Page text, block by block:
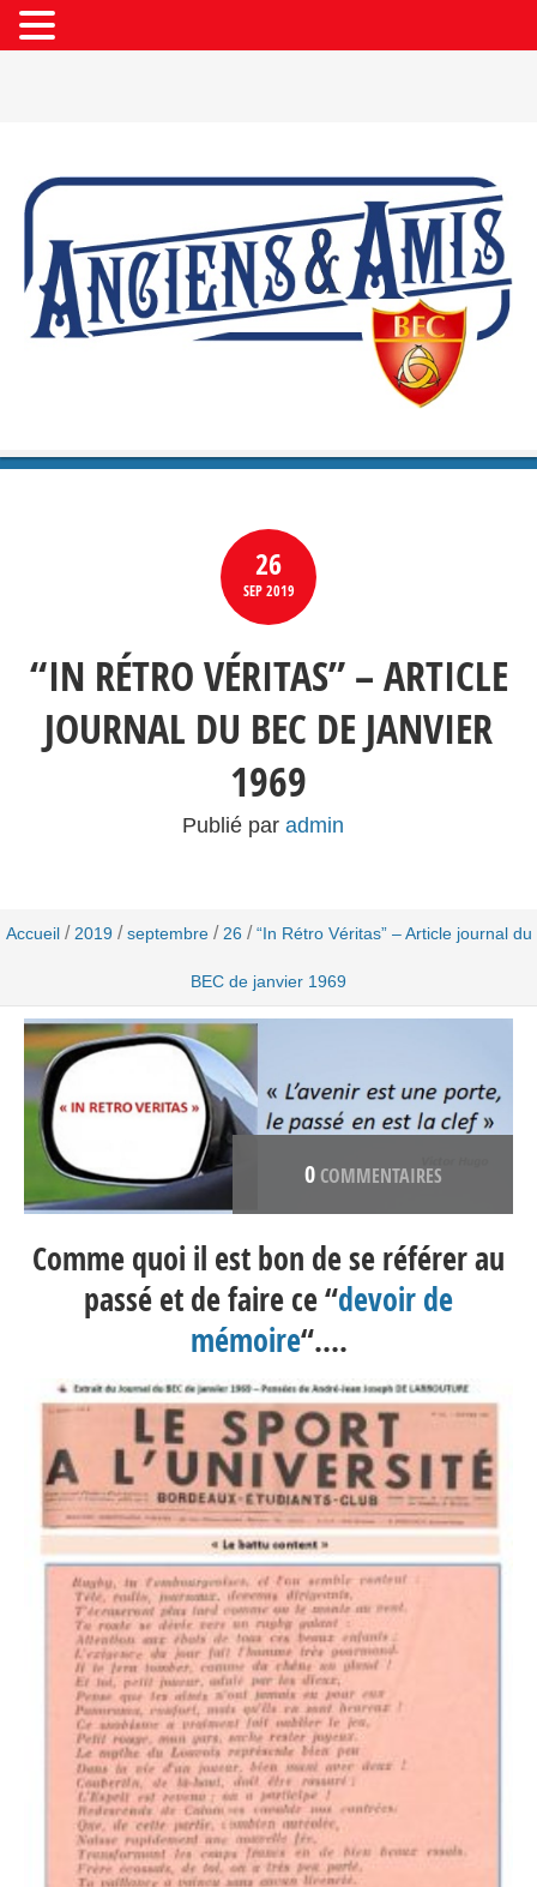
26
SEP2019
“IN RÉTRO VÉRITAS” – ARTICLE
JOURNAL DU BEC DE JANVIER
1969
Publié par admin
Accueil / 2019 / septembre / 26 / “In Rétro Véritas” – Article journal du
BEC de janvier 1969
0COMMENTAIRES
Comme quoi il est bon de se référer au
passé et de faire ce “devoir de
mémoire“….